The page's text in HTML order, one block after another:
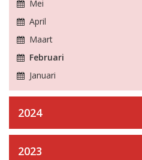
Mei
April
Maart
Februari
Januari
2024
2023